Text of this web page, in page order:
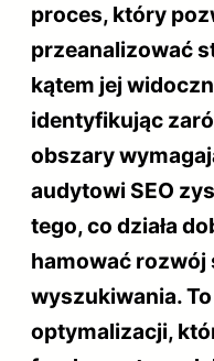
proces, który
przeanalizować
kątem jej
identyfikując
obszary
audytowi SEO
tego, co działa
hamować
wyszukiwania.
optymalizacji,